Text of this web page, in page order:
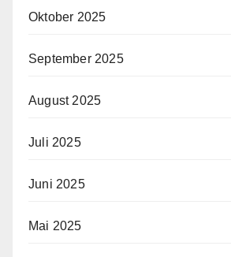
Oktober 2025
September 2025
August 2025
Juli 2025
Juni 2025
Mai 2025